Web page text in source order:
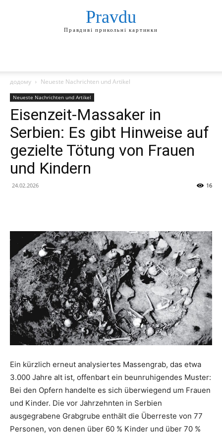
Pravdu
Правдиві прикольні картинки
додому Neueste Nachrichten und Artikel
Neueste Nachrichten und Artikel
Eisenzeit-Massaker in
Serbien: Es gibt Hinweise auf
gezielte Tötung von Frauen
und Kindern
24.02.2026 16
Ein kürzlich erneut analysiertes Massengrab, das etwa
3.000 Jahre alt ist, offenbart ein beunruhigendes Muster:
Bei den Opfern handelte es sich überwiegend um Frauen
und Kinder. Die vor Jahrzehnten in Serbien
ausgegrabene Grabgrube enthält die Überreste von 77
Personen, von denen über 60 % Kinder und über 70 %